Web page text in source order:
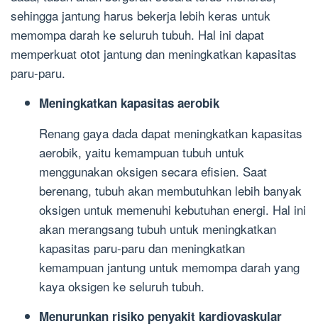
sehingga jantung harus bekerja lebih keras untuk
memompa darah ke seluruh tubuh. Hal ini dapat
memperkuat otot jantung dan meningkatkan kapasitas
paru-paru.
Meningkatkan kapasitas aerobik
Renang gaya dada dapat meningkatkan kapasitas
aerobik, yaitu kemampuan tubuh untuk
menggunakan oksigen secara efisien. Saat
berenang, tubuh akan membutuhkan lebih banyak
oksigen untuk memenuhi kebutuhan energi. Hal ini
akan merangsang tubuh untuk meningkatkan
kapasitas paru-paru dan meningkatkan
kemampuan jantung untuk memompa darah yang
kaya oksigen ke seluruh tubuh.
Menurunkan risiko penyakit kardiovaskular